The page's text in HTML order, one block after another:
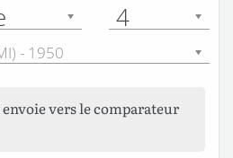
4
- 1950
vers le comparateur